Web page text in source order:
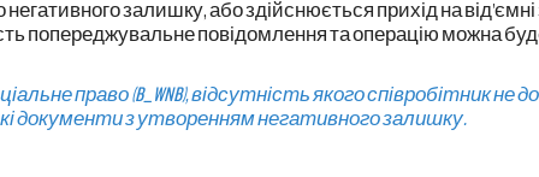
негативного залишку, або здійснюється прихід на
попереджувальне повідомлення та операцію можна
право (B_WNB), відсутність якого співробітник не
документи з утворенням негативного залишку.